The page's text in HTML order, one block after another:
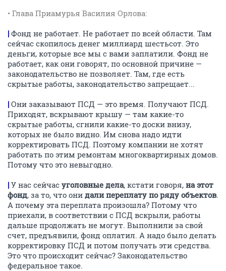
• Глава Приамурья Василия Орлова:
| Фонд не работает. Не работает по всей области. Там
сейчас скопилось денег миллиард шестьсот. Это
деньги, которые все мы с вами заплатили. Фонд не
работает, как они говорят, по основной причине —
законодательство не позволяет. Там, где есть
скрытые работы, законодательство запрещает...
| Они заказывают ПСД — это время. Получают ПСД.
Приходят, вскрывают крышу — там какие-то
скрытые работы, сгнили какие-то доски внизу,
которых не было видно. Им снова надо идти
корректировать ПСД. Поэтому компании не хотят
работать по этим ремонтам многоквартирных домов.
Потому что это невыгодно.
| У нас сейчас уголовные дела, кстати говоря, на этот
фонд, за то, что они дали переплату по ряду объектов.
А почему эта переплата произошла? Потому что
приехали, в соответствии с ПСД вскрыли, работы
дальше продолжать не могут. Выполнили за свой
счет, предъявили, фонд оплатил. А надо было делать
корректировку ПСД и потом получать эти средства.
Это что происходит сейчас? Законодательство
федеральное такое.